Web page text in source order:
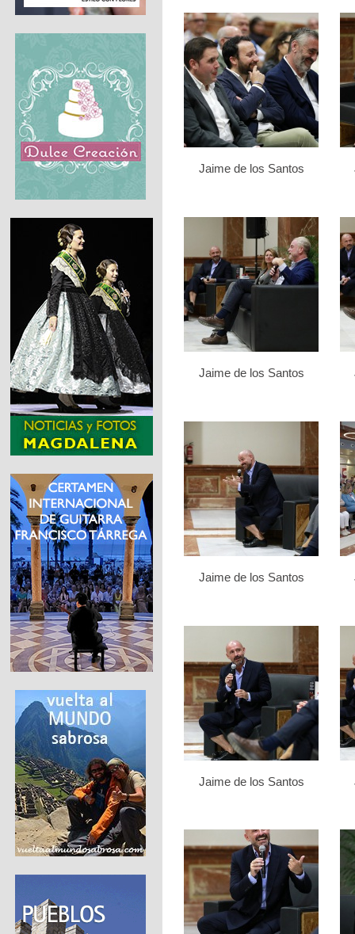
Jaime de los Santos
Jaime de los Santos
Jaime de los Santos
Jaime de los Santos